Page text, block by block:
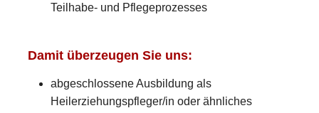
Teilhabe- und Pflegeprozesses
Damit überzeugen Sie uns:
abgeschlossene Ausbildung als
Heilerziehungspfleger/in oder ähnliches